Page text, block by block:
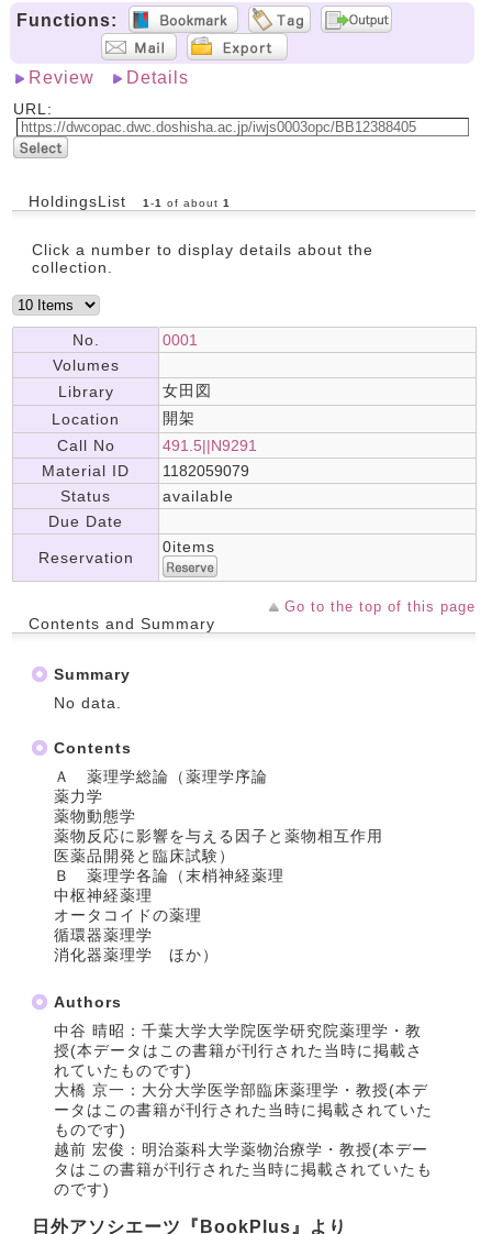
Functions:
Review Details
URL:
HoldingsList 1 -1 of about 1
Click a number to display details about the
collection.
No.
0001
Volumes
Library
女田図
Location
開架
Call No
491.5||N9291
Material ID
1182059079
Status
available
Due Date
Reservation
0items
Go to the top of this page
Contents and Summary
Summary
No data.
Contents
Ａ 薬理学総論（薬理学序論
薬力学
薬物動態学
薬物反応に影響を与える因子と薬物相互作用
医薬品開発と臨床試験）
Ｂ 薬理学各論（末梢神経薬理
中枢神経薬理
オータコイドの薬理
循環器薬理学
消化器薬理学 ほか）
Authors
中谷 晴昭：千葉大学大学院医学研究院薬理学・教
授(本データはこの書籍が刊行された当時に掲載さ
れていたものです)
大橋 京一：大分大学医学部臨床薬理学・教授(本デ
ータはこの書籍が刊行された当時に掲載されていた
ものです)
越前 宏俊：明治薬科大学薬物治療学・教授(本デー
タはこの書籍が刊行された当時に掲載されていたも
のです)
日外アソシエーツ『BookPlus』より